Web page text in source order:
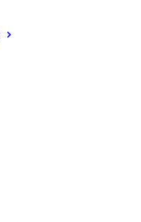
Dürren
–
in
an potentiell
Menschen in
der durch